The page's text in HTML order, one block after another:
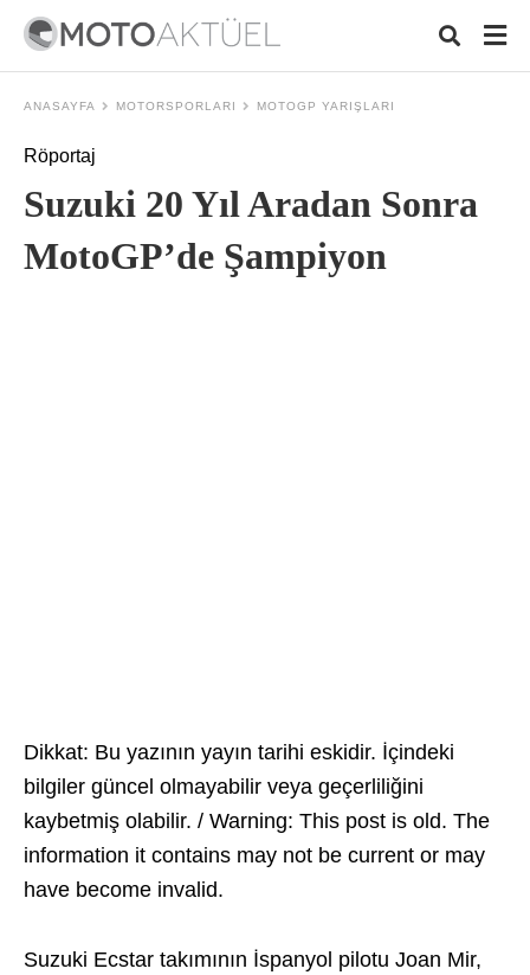
ANASAYFA MOTORSPORLARI MOTOGP YARIŞLARI
Röportaj
Suzuki 20 Yıl Aradan Sonra
MotoGP’de Şampiyon
Dikkat: Bu yazının yayın tarihi eskidir. İçindeki
bilgiler güncel olmayabilir veya geçerliliğini
kaybetmiş olabilir. / Warning: This post is old. The
information it contains may not be current or may
have become invalid.
Suzuki Ecstar takımının İspanyol pilotu Joan Mir,